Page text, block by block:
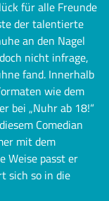
für alle Freunde
der talentierte
an den Nagel
nicht infrage,
fand. Innerhalb
wie dem
bei „Nuhr ab 18!“
Comedian
mit dem
Weise passt er
sich so in die